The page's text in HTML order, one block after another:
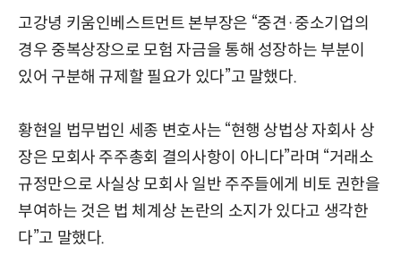
고강녕 키움인베스트먼트 본부장은 “중견·중소기업의
경우 중복상장으로 모험 자금을 통해 성장하는 부분이
있어 구분해 규제할 필요가 있다”고 말했다.
황현일 법무법인 세종 변호사는 “현행 상법상 자회사 상
장은 모회사 주주총회 결의사항이 아니다”라며 “거래소
규정만으로 사실상 모회사 일반 주주들에게 비토 권한을
부여하는 것은 법 체계상 논란의 소지가 있다고 생각한
다”고 말했다.